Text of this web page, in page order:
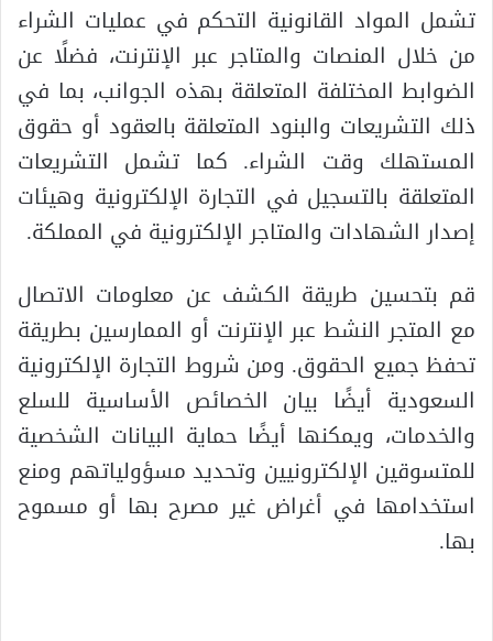
تشمل المواد القانونية التحكم في عمليات الشراء
من خلال المنصات والمتاجر عبر الإنترنت، فضلًا عن
الضوابط المختلفة المتعلقة بهذه الجوانب، بما في
ذلك التشريعات والبنود المتعلقة بالعقود أو حقوق
المستهلك وقت الشراء. كما تشمل التشريعات
المتعلقة بالتسجيل في التجارة الإلكترونية وهيئات
إصدار الشهادات والمتاجر الإلكترونية في المملكة.
قم بتحسين طريقة الكشف عن معلومات الاتصال
مع المتجر النشط عبر الإنترنت أو الممارسين بطريقة
تحفظ جميع الحقوق. ومن شروط التجارة الإلكترونية
السعودية أيضًا بيان الخصائص الأساسية للسلع
والخدمات، ويمكنها أيضًا حماية البيانات الشخصية
للمتسوقين الإلكترونيين وتحديد مسؤولياتهم ومنع
استخدامها في أغراض غير مصرح بها أو مسموح
بها.